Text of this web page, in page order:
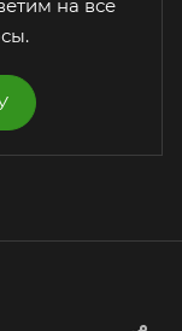
на все